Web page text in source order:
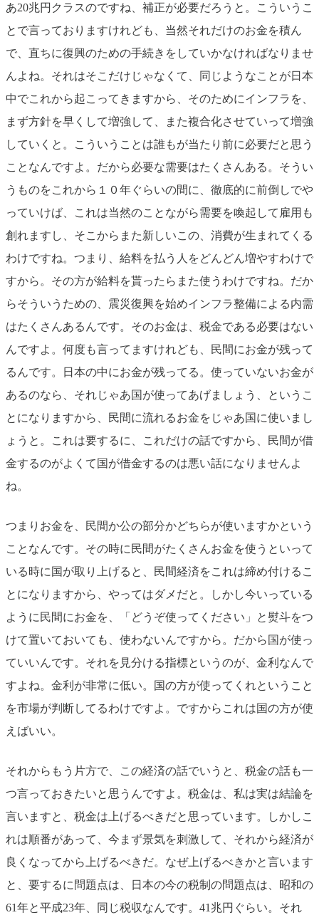
あ20兆円クラスのですね、補正が必要だろうと。こういうこ
とで言っておりますけれども、当然それだけのお金を積ん
で、直ちに復興のための手続きをしていかなければなりませ
んよね。それはそこだけじゃなくて、同じようなことが日本
中でこれから起こってきますから、そのためにインフラを、
まず方針を早くして増強して、また複合化させていって増強
していくと。こういうことは誰もが当たり前に必要だと思う
ことなんですよ。だから必要な需要はたくさんある。そうい
うものをこれから１０年ぐらいの間に、徹底的に前倒しでや
っていけば、これは当然のことながら需要を喚起して雇用も
創れますし、そこからまた新しいこの、消費が生まれてくる
わけですね。つまり、給料を払う人をどんどん増やすわけで
すから。その方が給料を貰ったらまた使うわけですね。だか
らそういうための、震災復興を始めインフラ整備による内需
はたくさんあるんです。そのお金は、税金である必要はない
んですよ。何度も言ってますけれども、民間にお金が残って
るんです。日本の中にお金が残ってる。使っていないお金が
あるのなら、それじゃあ国が使ってあげましょう、というこ
とになりますから、民間に流れるお金をじゃあ国に使いまし
ょうと。これは要するに、これだけの話ですから、民間が借
金するのがよくて国が借金するのは悪い話になりませんよ
ね。
つまりお金を、民間か公の部分かどちらが使いますかという
ことなんです。その時に民間がたくさんお金を使うといって
いる時に国が取り上げると、民間経済をこれは締め付けるこ
とになりますから、やってはダメだと。しかし今いっている
ように民間にお金を、「どうぞ使ってください」と熨斗をつ
けて置いておいても、使わないんですから。だから国が使っ
ていいんです。それを見分ける指標というのが、金利なんで
すよね。金利が非常に低い。国の方が使ってくれということ
を市場が判断してるわけですよ。ですからこれは国の方が使
えばいい。
それからもう片方で、この経済の話でいうと、税金の話も一
つ言っておきたいと思うんですよ。税金は、私は実は結論を
言いますと、税金は上げるべきだと思っています。しかしこ
れは順番があって、今まず景気を刺激して、それから経済が
良くなってから上げるべきだ。なぜ上げるべきかと言います
と、要するに問題点は、日本の今の税制の問題点は、昭和の
61年と平成23年、同じ税収なんです。41兆円ぐらい。それ